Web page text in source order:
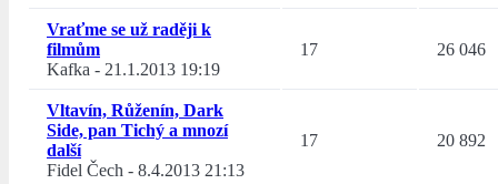
Vraťme se už raději k
filmům
Kafka - 21.1.2013 19:19
17 26 046
Vltavín, Růženín, Dark
Side, pan Tichý a mnozí
další
Fidel Čech - 8.4.2013 21:13
17 20 892